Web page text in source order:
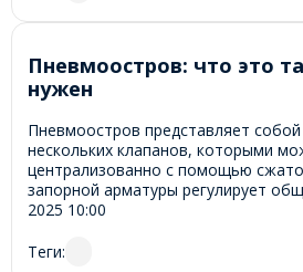
Пневмоостров: что это
нужен
Пневмоостров представляет собой
нескольких клапанов, которыми
централизованно с помощью
запорной арматуры регулирует
2025 10:00
Теги: